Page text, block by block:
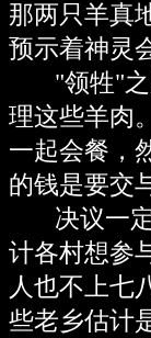
那两只羊真
预示着神灵
"领牲"之
理这些羊肉
一起会餐，
的钱是要交
决议一定
计各村想参
人也不上七
些老乡估计